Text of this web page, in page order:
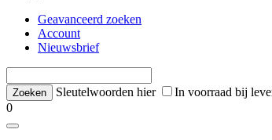
Geavanceerd zoeken
Account
Nieuwsbrief
Sleutelwoorden hier
In voorraad bij
0